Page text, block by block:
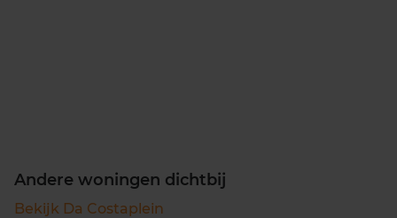
Andere woningen dichtbij
Bekijk Da Costaplein